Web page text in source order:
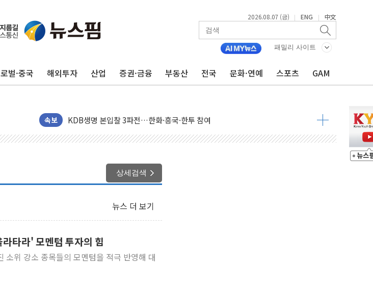
2026.08.07 (금) | ENG | 中文
패밀리 사이트
벌·중국 해외투자 산업 증권·금융 부동산 전국 문화·연예 스포츠 GAM
속보
서울 재건축·재개발 정상화시 5년 내 9만가구 순증...이주 대란도 제한적
[인사] 공정거래위원회
반도체공학회 "R&D직 주 52시간제 개선해야…기술격차 확대 막아야"
카카오, 2026년 임금협약 타결…연봉 6.3% 인상
[르포] 육군, 2031년까지 3개 보급단 '1등급 스마트 물류센터' 전환
송도 신축 아파트서 외벽 테라스 떨어져…SK에코플랜트 "전수 조사"
"호남 없이 민주 당권 없다"...송영길·정청래·김민석, 호남 경선 앞두고 총력전
'무순위' 기회 왔다…신길·노량진·장위 서울 알짜 단지 주목
野 의원 42명, '사관학교 통합' 규탄 결의안 발의…이준석·한동훈 동참
상세검색
뉴스 더 보기
타라' 모멘텀 투자의 힘
소위 강소 종목들의 모멘텀을 적극 반영해 대